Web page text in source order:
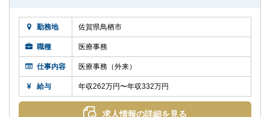
勤務地 佐賀県鳥栖市
職種 医療事務
仕事内容 医療事務（外来）
給与 年収262万円〜年収332万円
求人情報の詳細を見る